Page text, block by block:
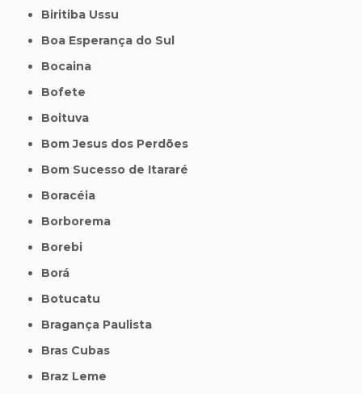
Biritiba Ussu
Boa Esperança do Sul
Bocaina
Bofete
Boituva
Bom Jesus dos Perdões
Bom Sucesso de Itararé
Boracéia
Borborema
Borebi
Borá
Botucatu
Bragança Paulista
Bras Cubas
Braz Leme